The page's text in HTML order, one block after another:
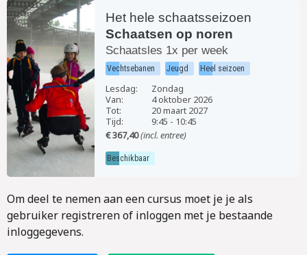
Het hele schaatsseizoen
Schaatsen op noren
Schaatsles 1x per week
Vechtsebanen Jeugd Heel seizoen
Lesdag:
Zondag
Van:
4 oktober 2026
Tot:
20 maart 2027
Tijd:
9:45 - 10:45
€ 367,40(incl. entree)
Beschikbaar
Om deel te nemen aan een cursus moet je je als
gebruiker registreren of inloggen met je bestaande
inloggegevens.